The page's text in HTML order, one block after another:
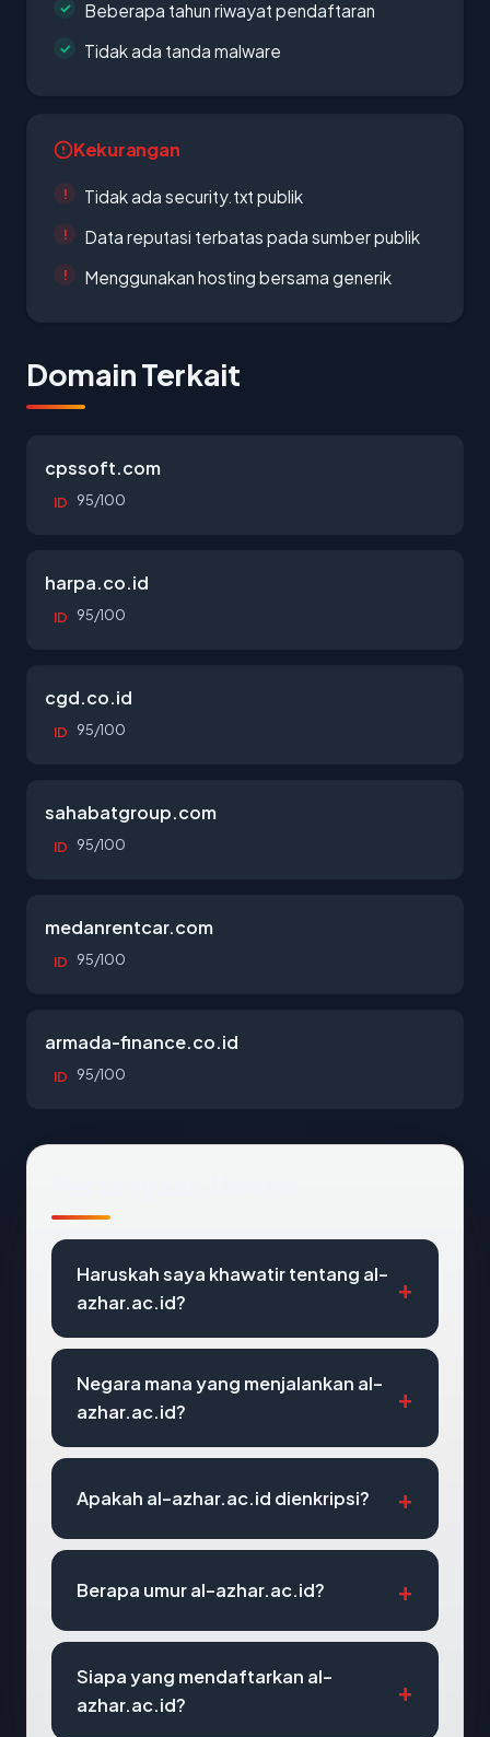
Beberapa tahun riwayat pendaftaran
Tidak ada tanda malware
Kekurangan
Tidak ada security.txt publik
Data reputasi terbatas pada sumber publik
Menggunakan hosting bersama generik
Domain Terkait
cpssoft.com
ID 95/100
harpa.co.id
ID 95/100
cgd.co.id
ID 95/100
sahabatgroup.com
ID 95/100
medanrentcar.com
ID 95/100
armada-finance.co.id
ID 95/100
Haruskah saya khawatir tentang al-
azhar.ac.id?
Negara mana yang menjalankan al-
azhar.ac.id?
Apakah al-azhar.ac.id dienkripsi?
Berapa umur al-azhar.ac.id?
Siapa yang mendaftarkan al-
azhar.ac.id?